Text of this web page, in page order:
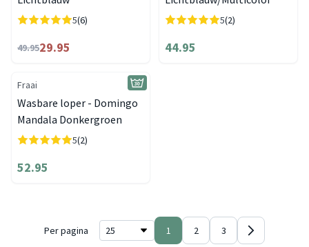
5(6)
49.9529.95
5(2)
44.95
Fraai
Wasbare loper - Domingo
Mandala Donkergroen
5(2)
52.95
Per pagina 1 2 3